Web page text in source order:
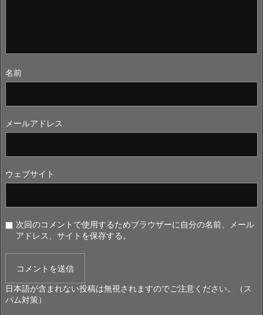
名前
メールアドレス
ウェブサイト
次回のコメントで使用するためブラウザーに自分の名前、メール
アドレス、サイトを保存する。
日本語が含まれない投稿は無視されますのでご注意ください。（ス
パム対策）